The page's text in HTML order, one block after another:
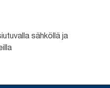
sähköllä ja